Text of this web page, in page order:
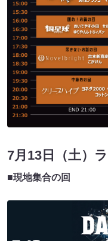
7月13日（土）
■現地集合の回